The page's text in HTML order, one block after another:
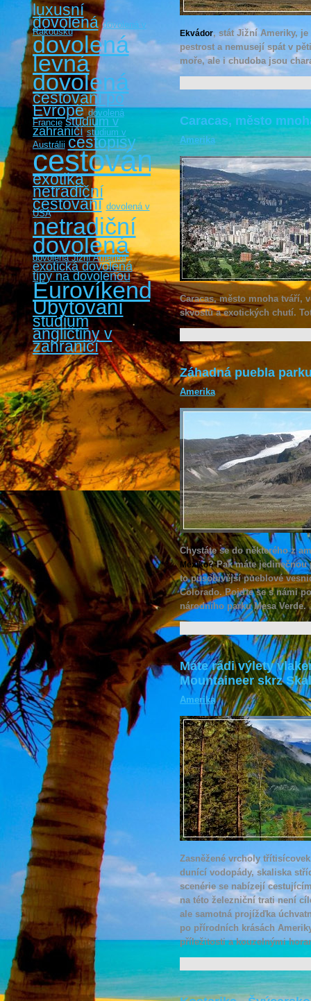
luxusní
dovolená dovolená v
Rakousku
dovolená
levná
dovolená
cestovaní po
Evropě dovolená
Francie studium v
zahraničí studium v
Austrálii cestopisy
cestování
exotika
netradiční
cestování dovolená v
USA
netradiční
dovolená
dovolená Jižní Amerika
exotická dovolená
tipy na dovolenou
Eurovíkendy
Ubytování
studium
angličtiny v
zahraničí
Ekvádor, stát Jižní Ameriky,
pestrost a nemusejí spát v
moře, ale i chudoba jsou
Caracas, město
Amerika
Caracas, město mnoha tváří,
skvostů a exotických chutí.
Záhadná puebla
Amerika
Chystáte se do některého z
Mexiko? Pak máte
to působivější pueblové
Colorado. Pojďte se s námi
národního parku Mesa Verde.
Máte rádi výlety
Mountaineer skrz
Amerika
Zasněžené vrcholy
dunící vodopády, skaliska
scenérie se nabízejí
na této železniční trati není
ale samotná projížďka
po přírodních krásách
příležitosti a kouzelnými